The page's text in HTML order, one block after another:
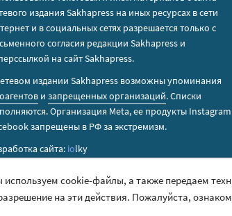
издания Sakhapress на иных ресурсах в сети
и в социальных сетях разрешается только с
согласия редакции Sakhapress и
на сайт Sakhapress.
издании Sakhapress возможны упоминания
изапрещенных организаций. Списки
Организация Metа, ее продукты
запрещены в РФ за экстремизм.
сайта: iolky
cookie-файлы, а также передаем
на эти действия. Пожалуйста,